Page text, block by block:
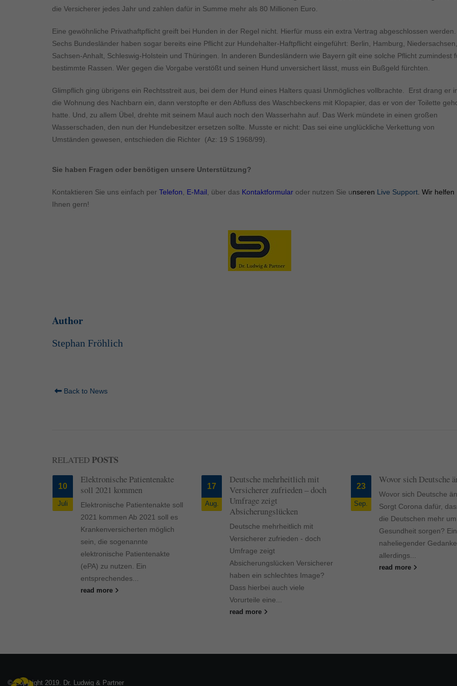
die Versicherer jedes Jahr und zahlen dafür in Summe mehr als 80 Millionen Euro.
Eine gewöhnliche Privathaftpflicht greift bei Hunden in der Regel nicht. Hierfür muss ein extra Vertrag abgeschlossen werden.
Sechs Bundesländer haben sogar bereits eine Pflicht zur Hundehalter-Haftpflicht eingeführt: Berlin, Hamburg, Niedersachsen,
Sachsen-Anhalt, Schleswig-Holstein und Thüringen. In anderen Bundesländern wie Bayern gilt eine solche Pflicht zumindest
bestimmte Rassen. Wer gegen die Vorgabe verstößt und seinen Hund unversichert lässt, muss ein Bußgeld fürchten.
Glimpflich ging übrigens ein Rechtsstreit aus, bei dem der Hund eines Halters quasi Unmögliches vollbrachte. Erst drang er
die Wohnung des Nachbarn ein, dann verstopfte er den Abfluss des Waschbeckens mit Klopapier, das er von der Toilette
hatte. Und, zu allem Übel, drehte mit seinem Maul auch noch den Wasserhahn auf. Das Werk mündete in einen großen
Wasserschaden, den nun der Hundebesitzer ersetzen sollte. Musste er nicht: Das sei eine unglückliche Verkettung von
Umständen gewesen, entschieden die Richter (Az: 19 S 1968/99).
Sie haben Fragen oder benötigen unsere Unterstützung?
Kontaktieren Sie uns einfach per Telefon, E-Mail, über das Kontaktformular oder nutzen Sie unseren Live Support. Wir helfen
Ihnen gern!
Author
Stephan Fröhlich
Back to News
RELATED POSTS
10
Juli
Elektronische Patientenakte
soll 2021 kommen
Elektronische Patientenakte soll
2021 kommen Ab 2021 soll es
Krankenversicherten möglich
sein, die sogenannte
elektronische Patientenakte
(ePA) zu nutzen. Ein
entsprechendes...
read more
17
Aug.
Deutsche mehrheitlich mit
Versicherer zufrieden – doch
Umfrage zeigt
Absicherungslücken
Deutsche mehrheitlich mit
Versicherer zufrieden - doch
Umfrage zeigt
Absicherungslücken Versicherer
haben ein schlechtes Image?
Dass hierbei auch viele
Vorurteile eine...
read more
23
Sep.
Wovor sich Deutsche
Wovor sich Deutsche
Sorgt Corona dafür,
die Deutschen mehr
Gesundheit sorgen? Ein
naheliegender
allerdings...
read more
© Copyright 2019. Dr. Ludwig & Partner
akzeptiert werden, bedarf der Zugriff auf diese Inhalte keiner manuellen Einwilligung mehr.
powered by Borlabs Cookie